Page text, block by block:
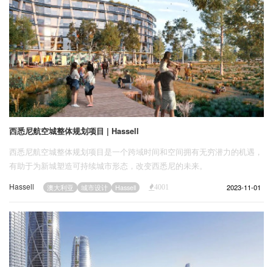
西悉尼航空城整体规划项目 | Hassell
西悉尼航空城整体规划项目是一个跨域时间和空间拥有无穷潜力的机遇，
有助于为新城塑造可持续城市形态，改变西悉尼的未来。
Hassell 澳大利亚 城市设计 Hassell 4001 2023-11-01